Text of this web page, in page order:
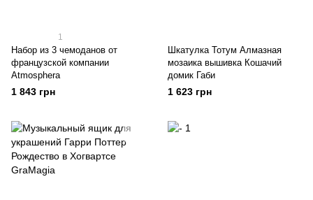
1
Набор из 3 чемоданов от
французской компании
Atmosphera
1 843 грн
Шкатулка Тотум Алмазная
мозаика вышивка Кошачий
домик Габи
1 623 грн